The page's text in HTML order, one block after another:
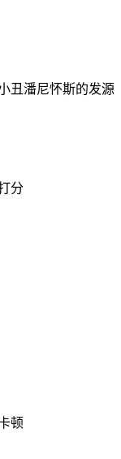
丑潘尼怀斯的发源
分
顿